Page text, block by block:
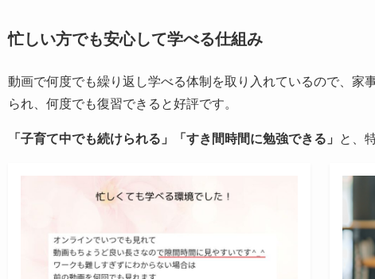
忙しい方でも安心して学べる仕組み
動画で何度でも繰り返し学べる体制を取り入れているので、家
られ、何度でも復習できると好評です。
「子育て中でも続けられる」「すき間時間に勉強できる」 と、